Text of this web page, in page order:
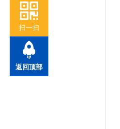
扫一扫
返回顶部